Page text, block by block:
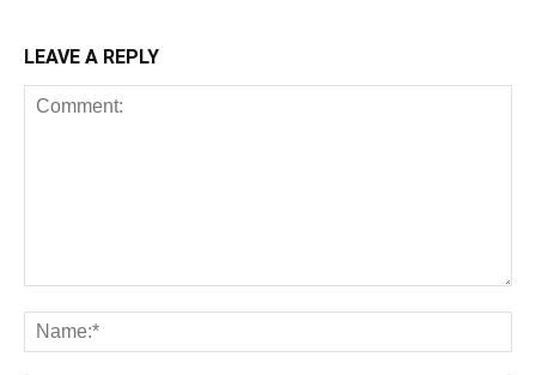
LEAVE A REPLY